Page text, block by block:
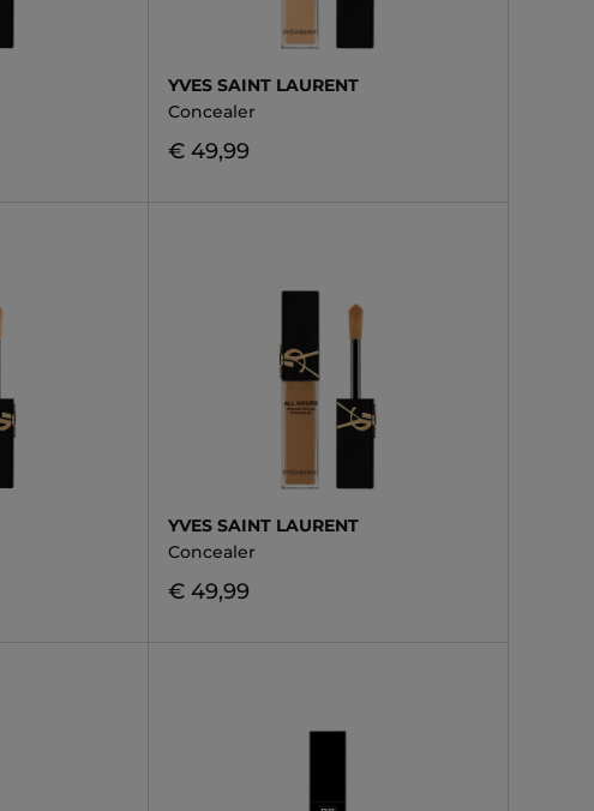
YVES SAINT LAURENT
Concealer
€ 49,99
YVES SAINT LAURENT
Concealer
€ 49,99